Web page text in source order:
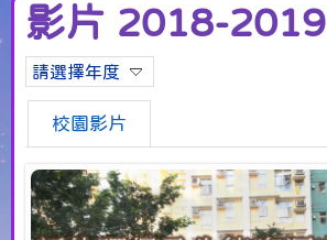
影片 2018-2019
請選擇年度
校園影片